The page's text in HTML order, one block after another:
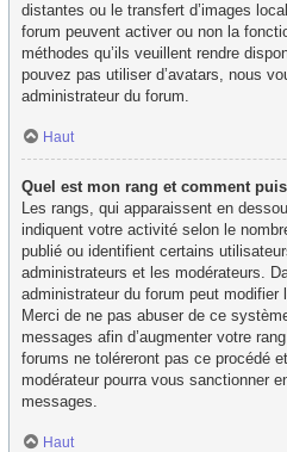
distantes ou le transfert d’images
forum peuvent activer ou non la
méthodes qu’ils veuillent rendre
pouvez pas utiliser d’avatars, nous
administrateur du forum.
Haut
Quel est mon rang et comment
Les rangs, qui apparaissent en
indiquent votre activité selon le
publié ou identifient certains
administrateurs et les modérateurs.
administrateur du forum peut modifier
Merci de ne pas abuser de ce
messages afin d’augmenter votre
forums ne toléreront pas ce procédé
modérateur pourra vous sanctionner
messages.
Haut